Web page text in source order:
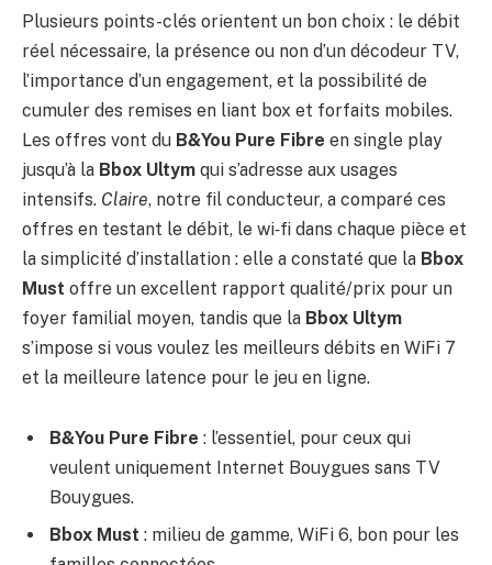
Plusieurs points-clés orientent un bon choix : le débit
réel nécessaire, la présence ou non d’un décodeur TV,
l’importance d’un engagement, et la possibilité de
cumuler des remises en liant box et forfaits mobiles.
Les offres vont du B&You Pure Fibre en single play
jusqu’à la Bbox Ultym qui s’adresse aux usages
intensifs. Claire, notre fil conducteur, a comparé ces
offres en testant le débit, le wi‑fi dans chaque pièce et
la simplicité d’installation : elle a constaté que la Bbox
Must offre un excellent rapport qualité/prix pour un
foyer familial moyen, tandis que la Bbox Ultym
s’impose si vous voulez les meilleurs débits en WiFi 7
et la meilleure latence pour le jeu en ligne.
B&You Pure Fibre : l’essentiel, pour ceux qui
veulent uniquement Internet Bouygues sans TV
Bouygues.
Bbox Must : milieu de gamme, WiFi 6, bon pour les